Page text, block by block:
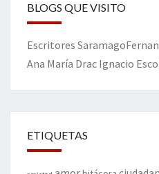
BLOGS QUE VISITO
Escritores Saramago
Ana María Drac Ignacio
ETIQUETAS